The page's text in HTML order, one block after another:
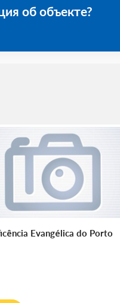
об объекте?
Evangélica do Porto